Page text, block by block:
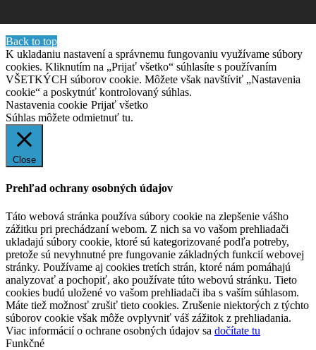
Back to top
K ukladaniu nastavení a správnemu fungovaniu využívame súbory
cookies. Kliknutím na „Prijať všetko“ súhlasíte s používaním
VŠETKÝCH súborov cookie. Môžete však navštíviť „Nastavenia
cookie“ a poskytnúť kontrolovaný súhlas.
Nastavenia cookie Prijať všetko
Súhlas môžete odmietnuť tu.
Close
Prehľad ochrany osobných údajov
Táto webová stránka používa súbory cookie na zlepšenie vášho
zážitku pri prechádzaní webom. Z nich sa vo vašom prehliadači
ukladajú súbory cookie, ktoré sú kategorizované podľa potreby,
pretože sú nevyhnutné pre fungovanie základných funkcií webovej
stránky. Používame aj cookies tretích strán, ktoré nám pomáhajú
analyzovať a pochopiť, ako používate túto webovú stránku. Tieto
cookies budú uložené vo vašom prehliadači iba s vaším súhlasom.
Máte tiež možnosť zrušiť tieto cookies. Zrušenie niektorých z týchto
súborov cookie však môže ovplyvniť váš zážitok z prehliadania.
Viac informácií o ochrane osobných údajov sa dočítate tu
Funkčné